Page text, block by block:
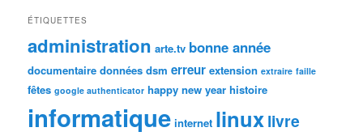
ÉTIQUETTES
administration arte.tv bonne année
documentaire données dsm erreur extension extraire faille
fêtes google authenticator happy new year histoire
informatique internet linuxlivre